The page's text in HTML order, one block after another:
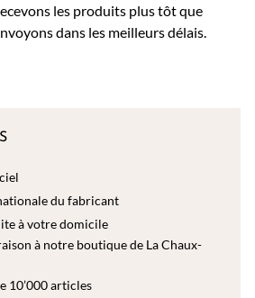
les produits plus tôt que
dans les meilleurs délais.
du fabricant
à votre domicile
à notre boutique de La Chaux-
10’000 articles